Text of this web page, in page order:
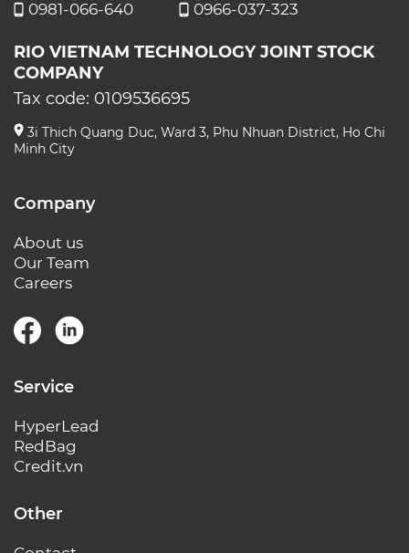
0981-066-640
0966-037-323
RIO VIETNAM TECHNOLOGY JOINT STOCK
COMPANY
Tax code: 0109536695
3i Thich Quang Duc, Ward 3, Phu Nhuan District, Ho Chi
Minh City
Company
About us
Our Team
Careers
Service
HyperLead
RedBag
Credit.vn
Other